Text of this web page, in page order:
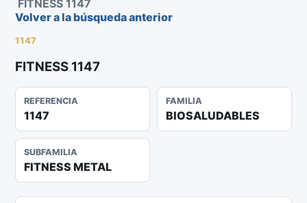
FITNESS 1147
Volver a la búsqueda anterior
1147
FITNESS 1147
REFERENCIA
1147
FAMILIA
BIOSALUDABLES
SUBFAMILIA
FITNESS METAL